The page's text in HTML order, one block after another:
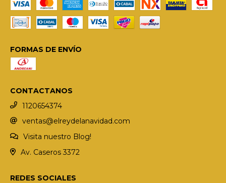
FORMAS DE ENVÍO
CONTACTANOS
1120654374
ventas@elreydelanavidad.com
Visita nuestro Blog!
Av. Caseros 3372
REDES SOCIALES